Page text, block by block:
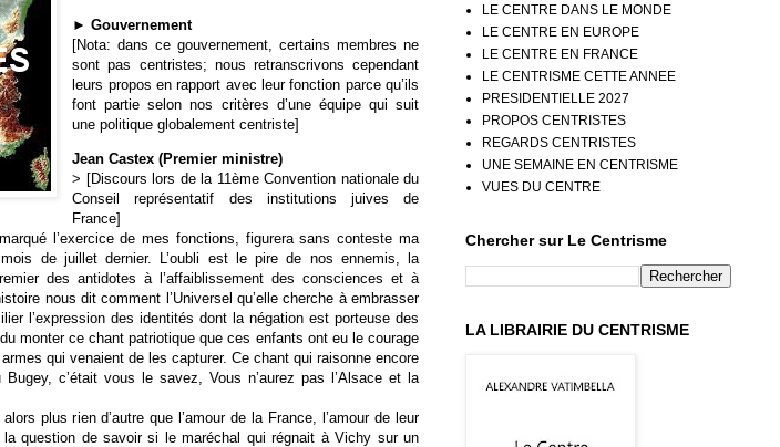
► Gouvernement
[Nota: dans ce gouvernement, certains membres ne
sont pas centristes; nous retranscrivons cependant
leurs propos en rapport avec leur fonction parce qu’ils
font partie selon nos critères d’une équipe qui suit
une politique globalement centriste]
Jean Castex (Premier ministre)
> [Discours lors de la 11ème Convention nationale du
Conseil représentatif des institutions juives de
France]
l’exercice de mes fonctions, figurera sans conteste ma
de juillet dernier. L’oubli est le pire de nos ennemis, la
des antidotes à l’affaiblissement des consciences et à
nous dit comment l’Universel qu’elle cherche à embrasser
l’expression des identités dont la négation est porteuse des
monter ce chant patriotique que ces enfants ont eu le courage
qui venaient de les capturer. Ce chant qui raisonne encore
c’était vous le savez, Vous n’aurez pas l’Alsace et la
plus rien d’autre que l’amour de la France, l’amour de leur
question de savoir si le maréchal qui régnait à Vichy sur un
LE CENTRE DANS LE MONDE
LE CENTRE EN EUROPE
LE CENTRE EN FRANCE
LE CENTRISME CETTE ANNEE
PRESIDENTIELLE 2027
PROPOS CENTRISTES
REGARDS CENTRISTES
UNE SEMAINE EN CENTRISME
VUES DU CENTRE
Chercher sur Le Centrisme
LA LIBRAIRIE DU CENTRISME